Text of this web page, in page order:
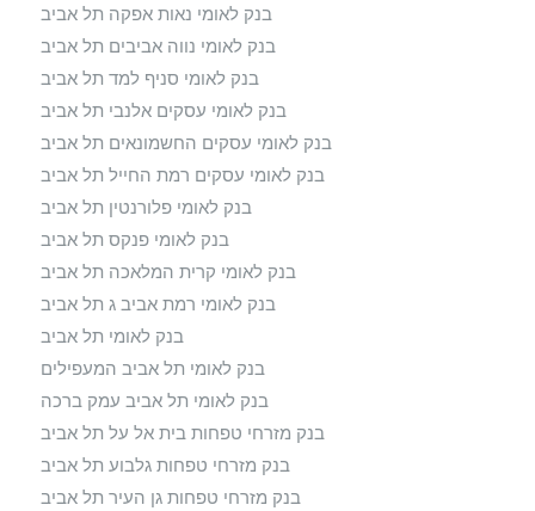
בנק לאומי נאות אפקה תל אביב
בנק לאומי נווה אביבים תל אביב
בנק לאומי סניף למד תל אביב
בנק לאומי עסקים אלנבי תל אביב
בנק לאומי עסקים החשמונאים תל אביב
בנק לאומי עסקים רמת החייל תל אביב
בנק לאומי פלורנטין תל אביב
בנק לאומי פנקס תל אביב
בנק לאומי קרית המלאכה תל אביב
בנק לאומי רמת אביב ג תל אביב
בנק לאומי תל אביב
בנק לאומי תל אביב המעפילים
בנק לאומי תל אביב עמק ברכה
בנק מזרחי טפחות בית אל על תל אביב
בנק מזרחי טפחות גלבוע תל אביב
בנק מזרחי טפחות גן העיר תל אביב